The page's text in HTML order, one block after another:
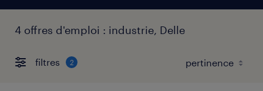
4 offres d'emploi : industrie, Delle
filtres 2